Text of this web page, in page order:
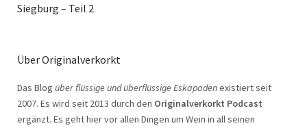
Siegburg – Teil 2
Über Originalverkorkt
Das Blog über flüssige und überflüssige Eskapadenexistiert seit
2007. Es wird seit 2013 durch den Originalverkorkt Podcast
ergänzt. Es geht hier vor allen Dingen um Wein in all seinen